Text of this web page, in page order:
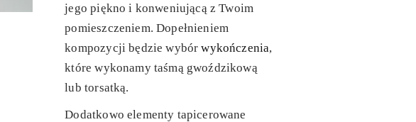
jego piękno i konweniującą z Twoim
pomieszczeniem. Dopełnieniem
kompozycji będzie wybórwykończenia,
które wykonamy taśmą gwoździkową
lub torsatką.
Dodatkowo elementy tapicerowane